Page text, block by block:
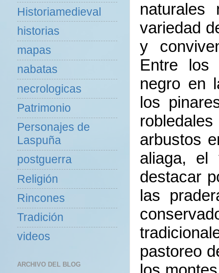
variedad
y
Entre los
negro en
los
arbustos
aliaga, el
destacar
las
pastoreo
Historiamedieval
historias
mapas
nabatas
necrologicas
Patrimonio
Personajes de
Laspuña
postguerra
Religión
Rincones
Tradición
videos
ARCHIVO DEL BLOG